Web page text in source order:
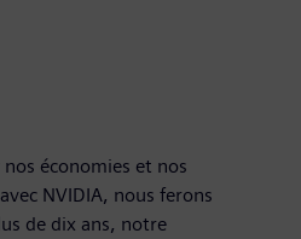
économies et nos
NVIDIA, nous ferons
de dix ans, notre